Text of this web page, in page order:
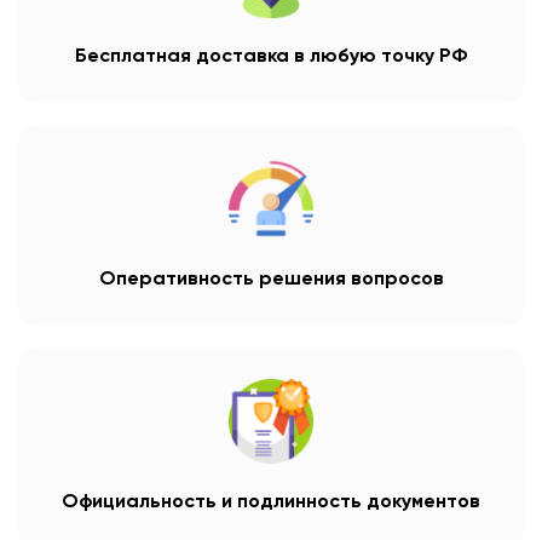
Бесплатная доставка в любую точку РФ
Оперативность решения вопросов
Официальность и подлинность документов